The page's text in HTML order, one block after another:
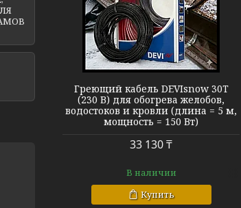
30T
Греющий кабель DEVIsnow 30T
(230 В) для обогрева желобов,
водостоков и кровли (длина = 5 м,
мощность = 150 Вт)
33 130 ₸
В наличии
Купить
Кабель DEVIsnow 30T